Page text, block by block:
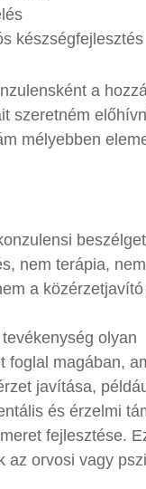
készségfejlesztés
a
szeretném
mélyebben
nem terápia,
a
olyan
foglal magában,
javítása,
és érzelmi
fejlesztése.
az orvosi vagy